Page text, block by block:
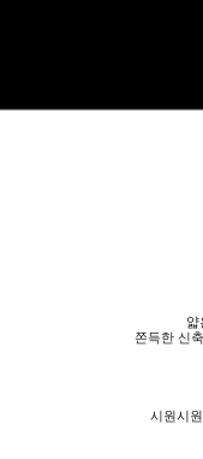
얇
쫀득한 신
시원시